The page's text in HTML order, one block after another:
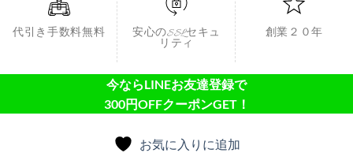
代引き手数料無料
安心のSSLセキュ
リティ
創業２０年
今ならLINEお友達登録で
300円OFFクーポンGET！
お気に入りに追加